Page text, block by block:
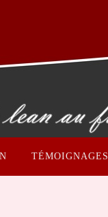
TÉMOIGNAGES